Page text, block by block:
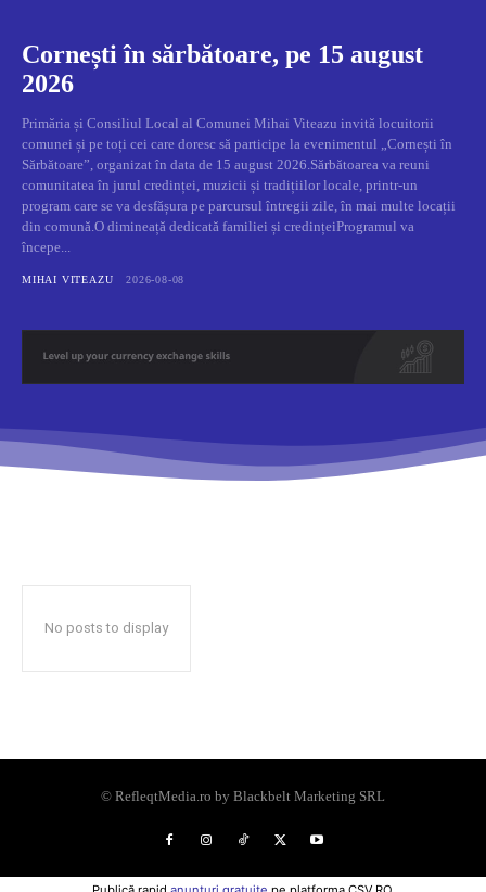
Cornești în sărbătoare, pe 15 august
2026
Primăria și Consiliul Local al Comunei Mihai Viteazu invită locuitorii
comunei și pe toți cei care doresc să participe la evenimentul „Cornești în
Sărbătoare”, organizat în data de 15 august 2026.Sărbătoarea va reuni
comunitatea în jurul credinței, muzicii și tradițiilor locale, printr-un
program care se va desfășura pe parcursul întregii zile, în mai multe locații
din comună.O dimineață dedicată familiei și credințeiProgramul va
începe...
MIHAI VITEAZU 2026-08-08
No posts to display
© RefleqtMedia.ro by Blackbelt Marketing SRL